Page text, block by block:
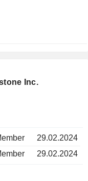
Inc.
29.02.2024
29.02.2024